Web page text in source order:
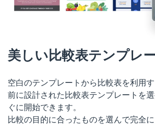
美しい比較表テンプレ
空白のテンプレートから比較表を利用
前に設計された比較表テンプレートを
ぐに開始できます。
比較の目的に合ったものを選んで完全